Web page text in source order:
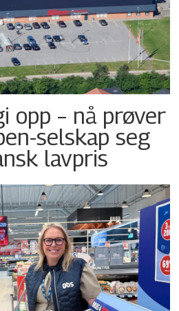
opp – nå prøver
selskap seg
lavpris